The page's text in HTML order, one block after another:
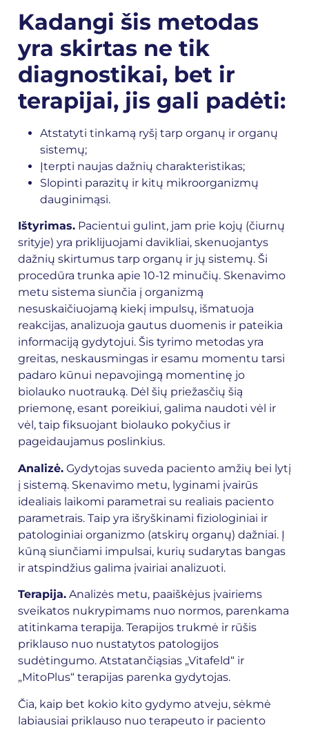
Kadangi šis metodas
yra skirtas ne tik
diagnostikai, bet ir
terapijai, jis gali padėti:
Atstatyti tinkamą ryšį tarp organų ir organų
sistemų;
Įterpti naujas dažnių charakteristikas;
Slopinti parazitų ir kitų mikroorganizmų
dauginimąsi.
Ištyrimas. Pacientui gulint, jam prie kojų (čiurnų
srityje) yra priklijuojami davikliai, skenuojantys
dažnių skirtumus tarp organų ir jų sistemų. Ši
procedūra trunka apie 10-12 minučių. Skenavimo
metu sistema siunčia į organizmą
nesuskaičiuojamą kiekį impulsų, išmatuoja
reakcijas, analizuoja gautus duomenis ir pateikia
informaciją gydytojui. Šis tyrimo metodas yra
greitas, neskausmingas ir esamu momentu tarsi
padaro kūnui nepavojingą momentinę jo
biolauko nuotrauką. Dėl šių priežasčių šią
priemonę, esant poreikiui, galima naudoti vėl ir
vėl, taip fiksuojant biolauko pokyčius ir
pageidaujamus poslinkius.
Analizė. Gydytojas suveda paciento amžių bei lytį
į sistemą. Skenavimo metu, lyginami įvairūs
idealiais laikomi parametrai su realiais paciento
parametrais. Taip yra išryškinami fiziologiniai ir
patologiniai organizmo (atskirų organų) dažniai. Į
kūną siunčiami impulsai, kurių sudarytas bangas
ir atspindžius galima įvairiai analizuoti.
Terapija. Analizės metu, paaiškėjus įvairiems
sveikatos nukrypimams nuo normos, parenkama
atitinkama terapija. Terapijos trukmė ir rūšis
priklauso nuo nustatytos patologijos
sudėtingumo. Atstatančiąsias „Vitafeld“ ir
„MitoPlus“ terapijas parenka gydytojas.
Čia, kaip bet kokio kito gydymo atveju, sėkmė
labiausiai priklauso nuo terapeuto ir paciento